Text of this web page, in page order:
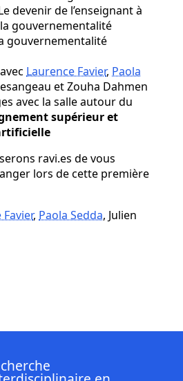
devenir de l’enseignant à
la gouvernementalité
gouvernementalité
Laurence Favier, Paola
et Zouha Dahmen
avec la salle autour du
supérieur et
ravi.es de vous
lors de cette première
, Paola Sedda, Julien